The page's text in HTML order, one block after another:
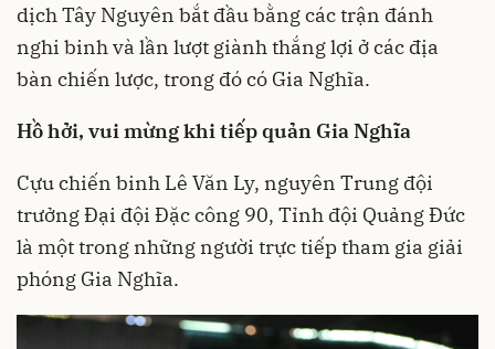
dịch Tây Nguyên bắt đầu bằng các trận đánh
nghi binh và lần lượt giành thắng lợi ở các địa
bàn chiến lược, trong đó có Gia Nghĩa.
Hồ hởi, vui mừng khi tiếp quản Gia Nghĩa
Cựu chiến binh Lê Văn Ly, nguyên Trung đội
trưởng Đại đội Đặc công 90, Tỉnh đội Quảng Đức
là một trong những người trực tiếp tham gia giải
phóng Gia Nghĩa.